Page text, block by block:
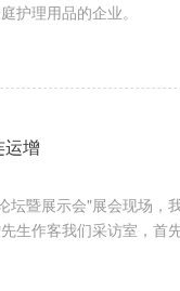
护理用品的企业。
增
暨展示会"展会现场
生作客我们采访室，首